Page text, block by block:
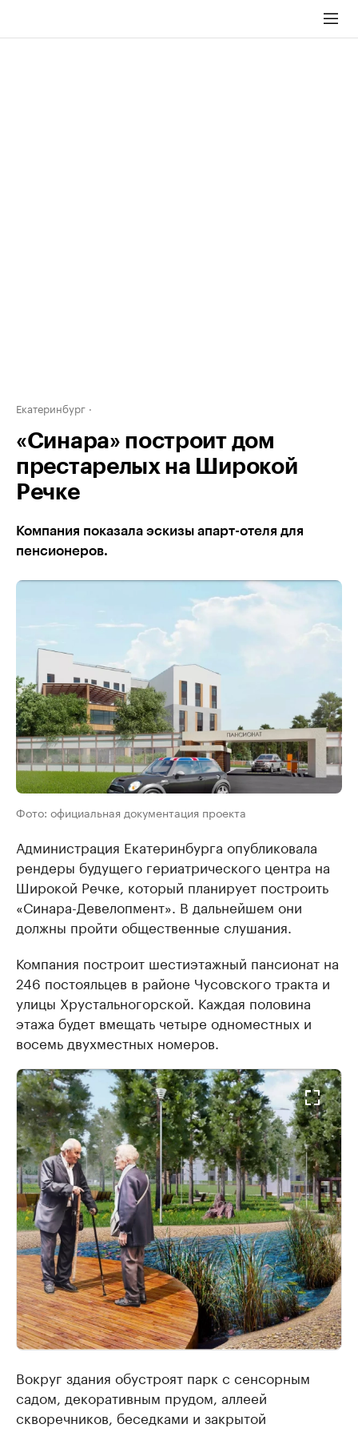
Екатеринбург
«Синара» построит дом
престарелых на Широкой
Речке
Компания показала эскизы апарт-отеля для
пенсионеров.
Фото: официальная документация проекта
Администрация Екатеринбурга опубликовала
рендеры будущего гериатрического центра на
Широкой Речке, который планирует построить
«Синара-Девелопмент». В дальнейшем они
должны пройти общественные слушания.
Компания построит шестиэтажный пансионат на
246 постояльцев в районе Чусовского тракта и
улицы Хрустальногорской. Каждая половина
этажа будет вмещать четыре одноместных и
восемь двухместных номеров.
Вокруг здания обустроят парк с сенсорным
садом, декоративным прудом, аллеей
скворечников, беседками и закрытой